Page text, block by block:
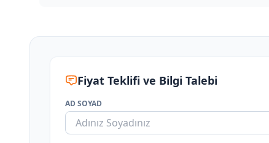
Fiyat Teklifi ve Bilgi Talebi
AD SOYAD